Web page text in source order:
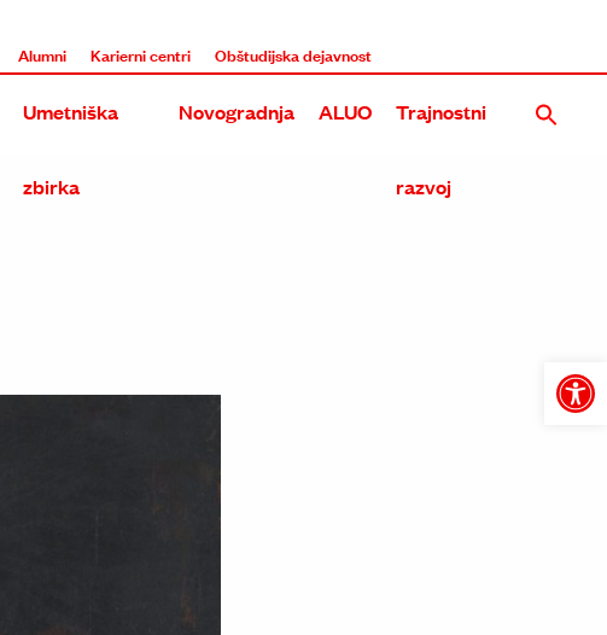
Open
Alumni Karierni centri Obštudijska dejavnost
Umetniška
zbirka
Novogradnja ALUO Trajnostni
razvoj